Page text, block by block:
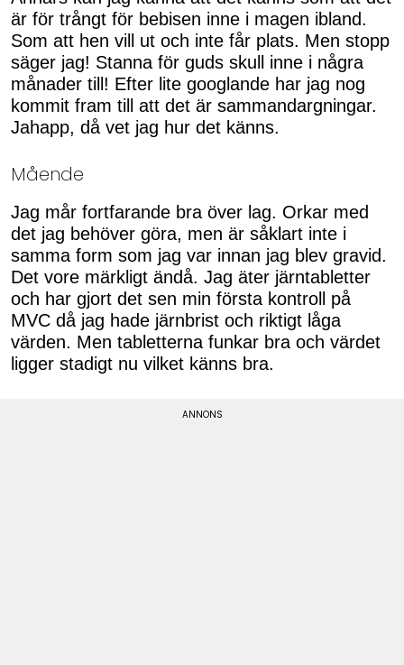
är för trångt för bebisen inne i magen ibland.
Som att hen vill ut och inte får plats. Men stopp
säger jag! Stanna för guds skull inne i några
månader till! Efter lite googlande har jag nog
kommit fram till att det är sammandargningar.
Jahapp, då vet jag hur det känns.
Mående
Jag mår fortfarande bra över lag. Orkar med
det jag behöver göra, men är såklart inte i
samma form som jag var innan jag blev gravid.
Det vore märkligt ändå. Jag äter järntabletter
och har gjort det sen min första kontroll på
MVC då jag hade järnbrist och riktigt låga
värden. Men tabletterna funkar bra och värdet
ligger stadigt nu vilket känns bra.